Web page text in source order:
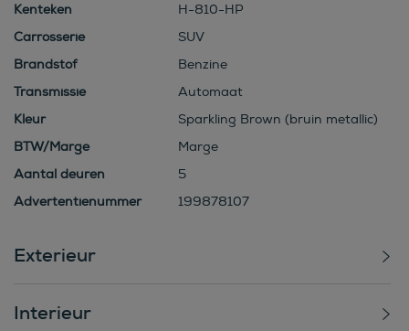
Kenteken
H-810-HP
Carrosserie
SUV
Brandstof
Benzine
Transmissie
Automaat
Kleur
Sparkling Brown (bruin metallic)
BTW/Marge
Marge
Aantal deuren
5
Advertentienummer
199878107
Exterieur
Interieur